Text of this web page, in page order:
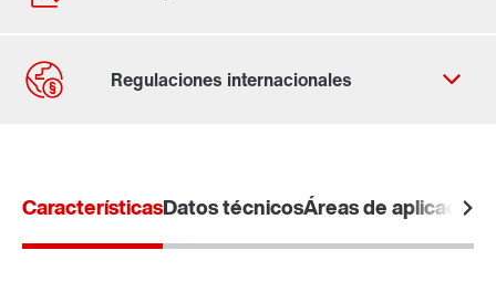
CaracterísticasDatos técnicosÁreas de aplicación